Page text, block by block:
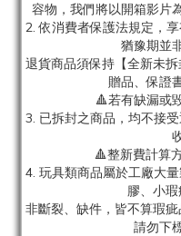
容物，我們將以開箱影片
2. 依消費者保護法規定，
猶豫期並
退貨商品須保持【全新未拆
贈品、保證
🔺若有缺漏或
3. 已拆封之商品，均不接
🔺整新費計算
4. 玩具類商品屬於工廠大
膠、小瑕
非斷裂、缺件，皆不算瑕
請勿下